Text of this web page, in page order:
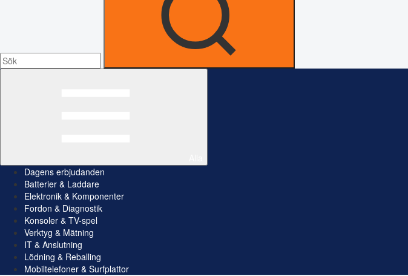
Dagens erbjudanden
Batterier & Laddare
Elektronik & Komponenter
Fordon & Diagnostik
Konsoler & TV-spel
Verktyg & Mätning
IT & Anslutning
Lödning & Reballing
Mobiltelefoner & Surfplattor